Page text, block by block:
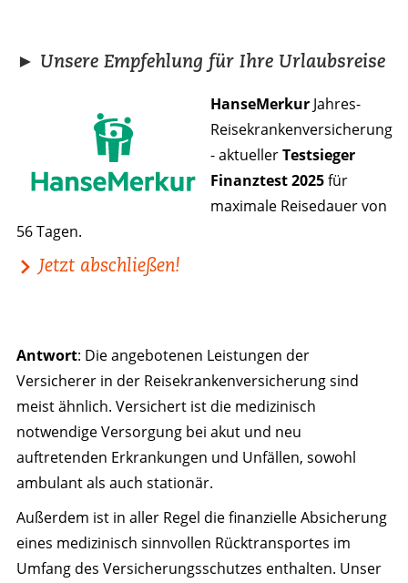
► Unsere Empfehlung für Ihre Urlaubsreise
HanseMerkur Jahres-
Reisekrankenversicherung
- aktuellerTestsieger
Finanztest 2025für
maximale Reisedauer von
56 Tagen.
Jetzt abschließen!
Antwort: Die angebotenen Leistungen der
Versicherer in der Reisekrankenversicherung sind
meist ähnlich. Versichert ist die medizinisch
notwendige Versorgung bei akut und neu
auftretenden Erkrankungen und Unfällen, sowohl
ambulant als auch stationär.
Außerdem ist in aller Regel die finanzielle Absicherung
eines medizinisch sinnvollen Rücktransportes im
Umfang des Versicherungsschutzes enthalten. Unser